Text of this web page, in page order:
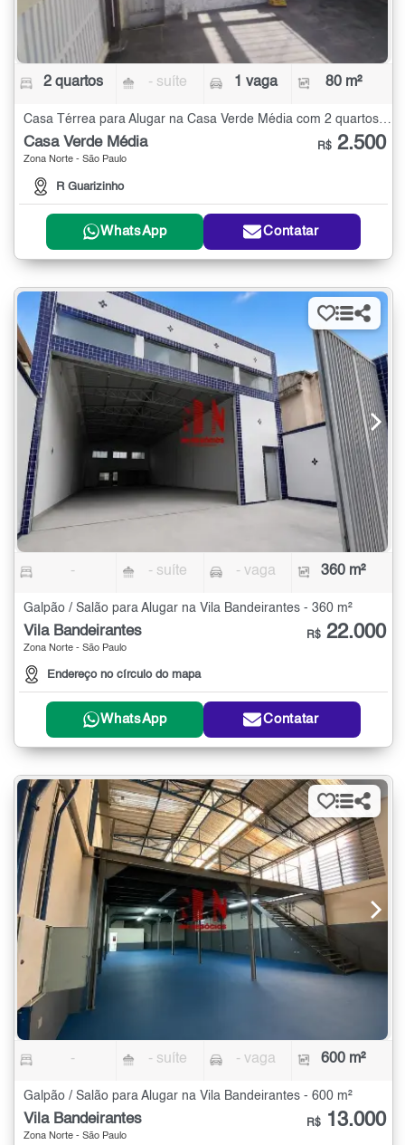
2 quartos - suíte 1 vaga 80 m²
Casa Térrea para Alugar na Casa Verde Média com 2 quartos - 80 m²
Casa Verde Média
Zona Norte - São Paulo
R Guarizinho
R$ 2.500
WhatsApp Contatar
- - suíte - vaga 360 m²
Galpão / Salão para Alugar na Vila Bandeirantes - 360 m²
Vila Bandeirantes
Zona Norte - São Paulo
Endereço no círculo do mapa
R$ 22.000
WhatsApp Contatar
- - suíte - vaga 600 m²
Galpão / Salão para Alugar na Vila Bandeirantes - 600 m²
Vila Bandeirantes
Zona Norte - São Paulo
R$ 13.000